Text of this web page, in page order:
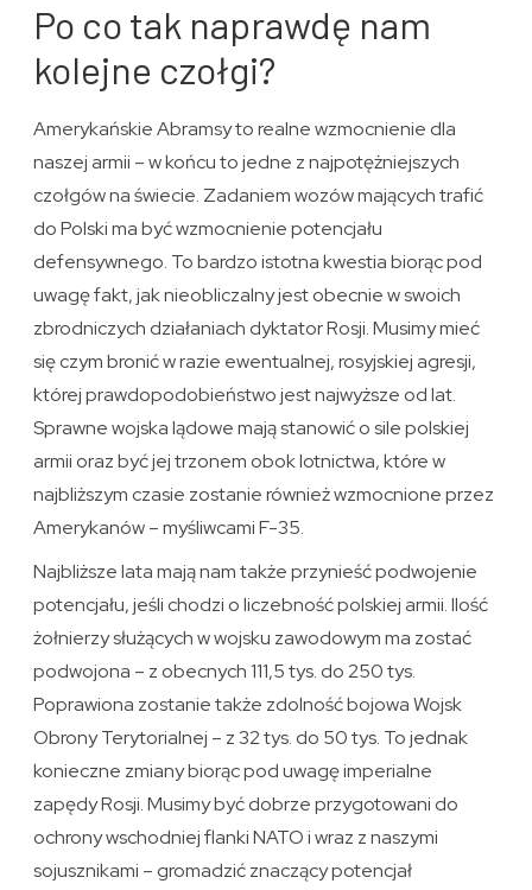
Po co tak naprawdę nam
kolejne czołgi?
Amerykańskie Abramsy to realne wzmocnienie dla
naszej armii – w końcu to jedne z najpotężniejszych
czołgów na świecie. Zadaniem wozów mających trafić
do Polski ma być wzmocnienie potencjału
defensywnego. To bardzo istotna kwestia biorąc pod
uwagę fakt, jak nieobliczalny jest obecnie w swoich
zbrodniczych działaniach dyktator Rosji. Musimy mieć
się czym bronić w razie ewentualnej, rosyjskiej agresji,
której prawdopodobieństwo jest najwyższe od lat.
Sprawne wojska lądowe mają stanowić o sile polskiej
armii oraz być jej trzonem obok lotnictwa, które w
najbliższym czasie zostanie również wzmocnione przez
Amerykanów – myśliwcami F-35.
Najbliższe lata mają nam także przynieść podwojenie
potencjału, jeśli chodzi o liczebność polskiej armii. Ilość
żołnierzy służących w wojsku zawodowym ma zostać
podwojona – z obecnych 111,5 tys. do 250 tys.
Poprawiona zostanie także zdolność bojowa Wojsk
Obrony Terytorialnej – z 32 tys. do 50 tys. To jednak
konieczne zmiany biorąc pod uwagę imperialne
zapędy Rosji. Musimy być dobrze przygotowani do
ochrony wschodniej flanki NATO i wraz z naszymi
sojusznikami – gromadzić znaczący potencjał